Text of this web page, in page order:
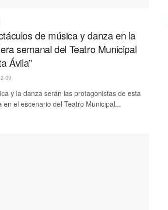
de música y danza en la
semanal del Teatro Municipal
Ávila”
09
y la danza serán las protagonistas de esta
en el escenario del Teatro Municipal...